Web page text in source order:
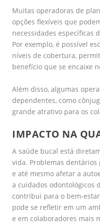
Muitas operadoras de
opções flexíveis que
necessidades específicas
Por exemplo, é possível
níveis de cobertura,
benefício que se encaixe
Além disso, algumas
dependentes, como
grande atrativo para os
IMPACTO NA
A saúde bucal está
vida. Problemas
e até mesmo afetar a
a cuidados odontológicos
contribui para o bem-
pode se refletir em um
e em colaboradores mais